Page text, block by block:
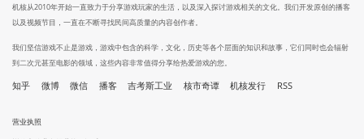
机核从2010年开始一直致力于分享游戏玩家的生活，以及深入探讨游戏相关的文化。我们开发原创的播客
以及视频节目，一直在不断寻找民间高质量的内容创作者。
我们坚信游戏不止是游戏，游戏中包含的科学，文化，历史等各个层面的知识和故事，它们同时也会辐射
到二次元甚至电影的领域，这些内容非常值得分享给热爱游戏的您。
知乎 微博 微信 播客 吉考斯工业 核市奇谭 机核发行 RSS
营业执照